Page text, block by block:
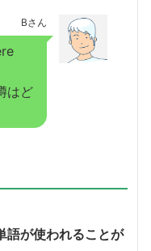
Bさん
はど
語が使われることが